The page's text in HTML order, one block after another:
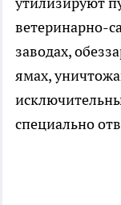
ветеринарно-
заводах,
ямах,
специально